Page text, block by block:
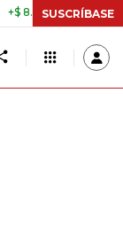
+2,19% TASA DE
SUSCRÍBASE